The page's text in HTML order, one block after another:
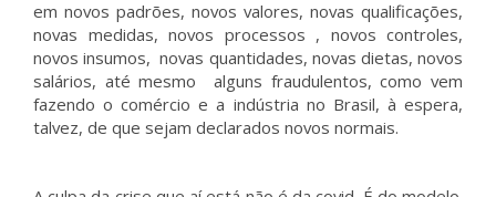
em novos padrões, novos valores, novas qualificações,
novas medidas, novos processos , novos controles,
novos insumos, novas quantidades, novas dietas, novos
salários, até mesmo alguns fraudulentos, como vem
fazendo o comércio e a indústria no Brasil, à espera,
talvez, de que sejam declarados novos normais.